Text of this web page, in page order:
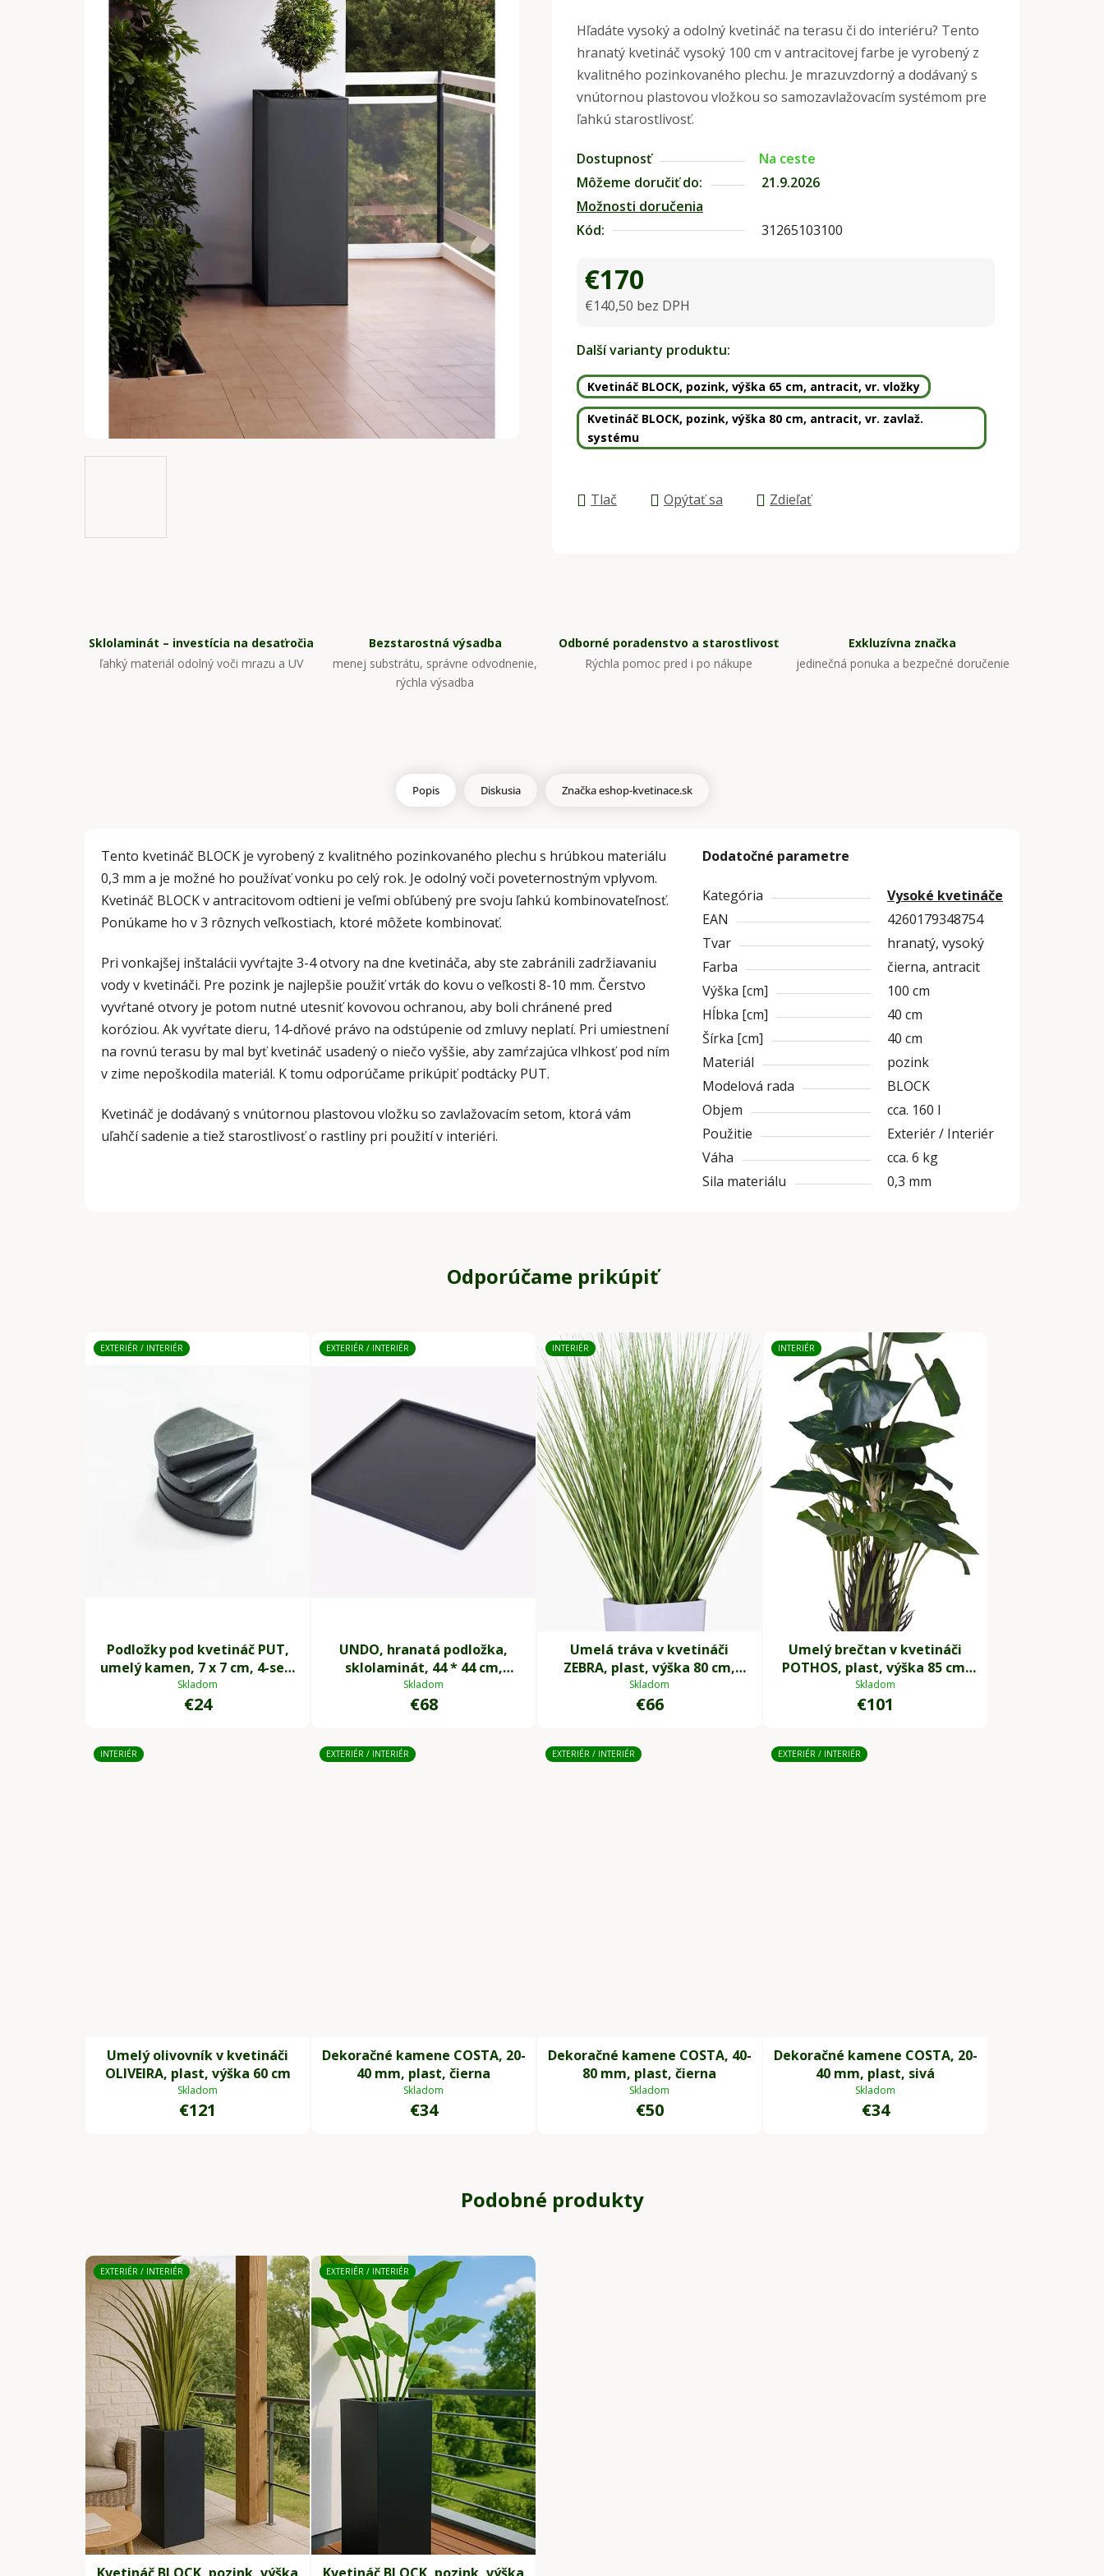
produktu
je
0,0
z
5
Hľadáte vysoký a odolný kvetináč na terasu či do interiéru? Tento
hranatý kvetináč vysoký 100 cm v antracitovej farbe je vyrobený z
kvalitného pozinkovaného plechu. Je mrazuvzdorný a dodávaný s
vnútornou plastovou vložkou so samozavlažovacím systémom pre
ľahkú starostlivosť.
Dostupnosť
Na ceste
Môžeme doručiť do:
21.9.2026
Možnosti doručenia
Kód:
31265103100
€170
€140,50 bez DPH
Další varianty produktu:
Kvetináč BLOCK, pozink, výška 65 cm, antracit, vr. vložky
Kvetináč BLOCK, pozink, výška 80 cm, antracit, vr. zavlaž.
systému
Tlač Opýtať sa Zdieľať
Sklolaminát – investícia na desaťročia
ľahký materiál odolný voči mrazu a UV
Bezstarostná výsadba
menej substrátu, správne odvodnenie,
rýchla výsadba
Odborné poradenstvo a starostlivosť
Rýchla pomoc pred i po nákupe
Exkluzívna značka
jedinečná ponuka a bezpečné doručenie
Popis Diskusia Značkaeshop-kvetinace.sk
Tento kvetináč BLOCK je vyrobený z kvalitného pozinkovaného plechu s hrúbkou materiálu
0,3 mm a je možné ho používať vonku po celý rok. Je odolný voči poveternostným vplyvom.
Kvetináč BLOCK v antracitovom odtieni je veľmi obľúbený pre svoju ľahkú kombinovateľnosť.
Ponúkame ho v 3 rôznych veľkostiach, ktoré môžete kombinovať.
Pri vonkajšej inštalácii vyvŕtajte 3-4 otvory na dne kvetináča, aby ste zabránili zadržiavaniu
vody v kvetináči. Pre pozink je najlepšie použiť vrták do kovu o veľkosti 8-10 mm. Čerstvo
vyvŕtané otvory je potom nutné utesniť kovovou ochranou, aby boli chránené pred
koróziou. Ak vyvŕtate dieru, 14-dňové právo na odstúpenie od zmluvy neplatí. Pri umiestnení
na rovnú terasu by mal byť kvetináč usadený o niečo vyššie, aby zamŕzajúca vlhkosť pod ním
v zime nepoškodila materiál. K tomu odporúčame prikúpiť podtácky PUT.
Kvetináč je dodávaný s vnútornou plastovou vložku so zavlažovacím setom, ktorá vám
uľahčí sadenie a tiež starostlivosť o rastliny pri použití v interiéri.
Dodatočné parametre
Kategória
Vysoké kvetináče
EAN
4260179348754
Tvar
hranatý, vysoký
Farba
čierna, antracit
Výška [cm]
100 cm
Hĺbka [cm]
40 cm
Šírka [cm]
40 cm
Materiál
pozink
Modelová rada
BLOCK
Objem
cca. 160 l
Použitie
Exteriér / Interiér
Váha
cca. 6 kg
Sila materiálu
0,3 mm
Odporúčame prikúpiť
EXTERIÉR / INTERIÉR
Podložky pod kvetináč PUT,
umelý kamen, 7 x 7 cm, 4-set,
sivá
Skladom
€24
EXTERIÉR / INTERIÉR
UNDO, hranatá podložka,
sklolaminát, 44 * 44 cm,
antracit
Skladom
€68
INTERIÉR
Umelá tráva v kvetináči
ZEBRA, plast, výška 80 cm,
zelená
Skladom
€66
INTERIÉR
Umelý brečtan v kvetináči
POTHOS, plast, výška 85 cm,
zelený
Skladom
€101
INTERIÉR
Umelý olivovník v kvetináči
OLIVEIRA, plast, výška 60 cm
Skladom
€121
EXTERIÉR / INTERIÉR
Dekoračné kamene COSTA, 20-
40 mm, plast, čierna
Skladom
€34
EXTERIÉR / INTERIÉR
Dekoračné kamene COSTA, 40-
80 mm, plast, čierna
Skladom
€50
EXTERIÉR / INTERIÉR
Dekoračné kamene COSTA, 20-
40 mm, plast, sivá
Skladom
€34
Podobné produkty
EXTERIÉR / INTERIÉR EXTERIÉR / INTERIÉR